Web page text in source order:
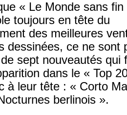
« Le Monde sans fin
toujours en tête du
des meilleures
dessinées, ce ne sont
sept nouveautés qui
dans le « Top
à leur tête : « Corto
berlinois ».